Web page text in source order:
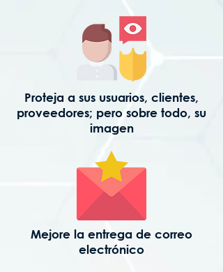
Proteja a sus usuarios, clientes,
proveedores; pero sobre todo, su
imagen
Mejore la entrega de correo
electrónico